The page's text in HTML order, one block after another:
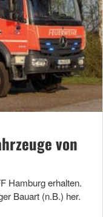
von
Hamburg erhalten.
Bauart (n.B.) her.